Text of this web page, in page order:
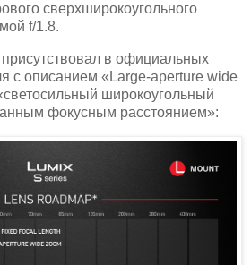
сверхширокоугольного
f/1.8.
в официальных
с описанием «Large-aperture wide
широкоугольный
фокусным расстоянием»: